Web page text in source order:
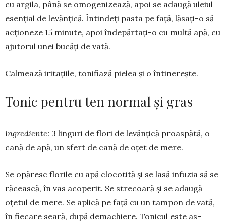
cu argi­la, până se omoge­ni­zează, apoi se adaugă uleiul
esen­țial de le­vănțică. În­tindeți pasta pe față, lă­sați-o să
acționeze 15 mi­nute, apoi înde­păr­­tați-o cu multă apă, cu
ajuto­rul unei bucăți de vată.
Calmează iritațiile, tonifiază pie­lea și o întinerește.
Tonic pentru ten normal şi gras
Ingrediente: 3 linguri de flori de levănţică proaspătă, o
cană de apă, un sfert de cană de oţet de mere.
Se opăresc florile cu apă clocotită și se lasă infuzia să se
răcească, în vas acoperit. Se strecoară și se adau­gă
oțetul de mere. Se aplică pe față cu un tampon de vată,
în fiecare sea­ră, după demachiere. Tonicul este as­